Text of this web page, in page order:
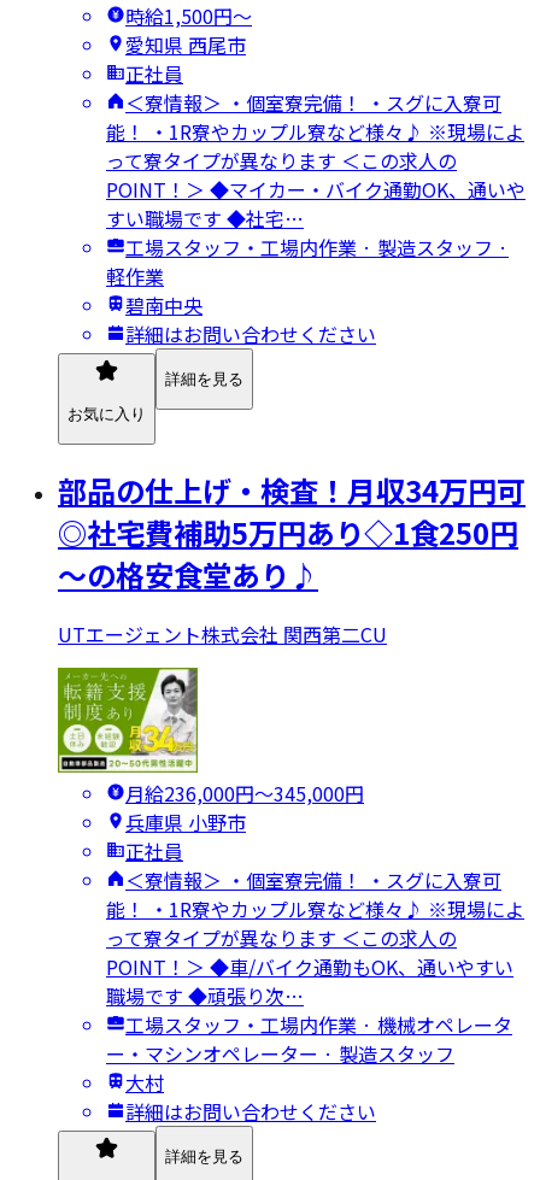
時給1,500円〜
愛知県 西尾市
正社員
＜寮情報＞ ・個室寮完備！ ・スグに入寮可
能！ ・1R寮やカップル寮など様々♪ ※現場によ
って寮タイプが異なります ＜この求人の
POINT！＞ ◆マイカー・バイク通勤OK、通いや
すい職場です ◆社宅…
工場スタッフ・工場内作業 · 製造スタッフ ·
軽作業
碧南中央
詳細はお問い合わせください
お気に入り
詳細を見る
部品の仕上げ・検査！月収34万円可
◎社宅費補助5万円あり◇1食250円
～の格安食堂あり♪
UTエージェント株式会社 関西第二CU
月給236,000円〜345,000円
兵庫県 小野市
正社員
＜寮情報＞ ・個室寮完備！ ・スグに入寮可
能！ ・1R寮やカップル寮など様々♪ ※現場によ
って寮タイプが異なります ＜この求人の
POINT！＞ ◆車/バイク通勤もOK、通いやすい
職場です ◆頑張り次…
工場スタッフ・工場内作業 · 機械オペレータ
ー・マシンオペレーター · 製造スタッフ
大村
詳細はお問い合わせください
詳細を見る